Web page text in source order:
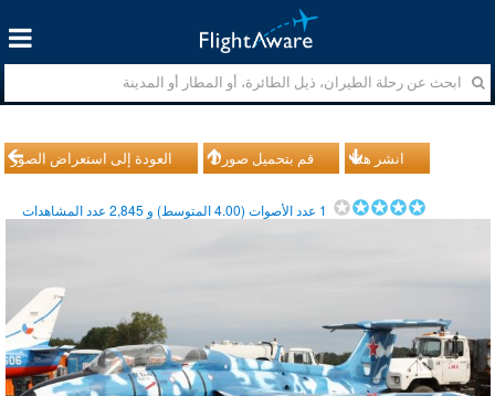
العودة إلى استعراض الصور قم بتحميل صورك انشر هذا
1 عدد الأصوات (4.00المتوسط) و 2,845عدد المشاهدات